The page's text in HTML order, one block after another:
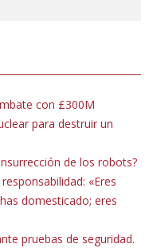
con £300M
para destruir un
de los robots?
«Eres
domesticado; eres
pruebas de seguridad.